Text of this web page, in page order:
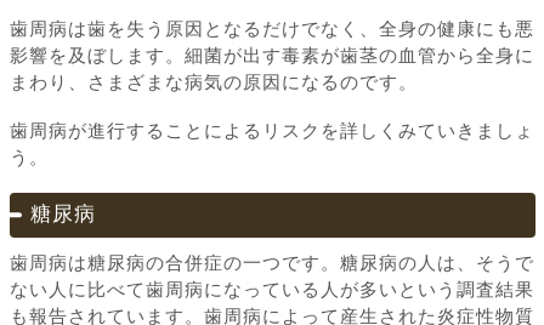
歯周病は歯を失う原因となるだけでなく、全身の健康にも悪
影響を及ぼします。細菌が出す毒素が歯茎の血管から全身に
まわり、さまざまな病気の原因になるのです。
歯周病が進行することによるリスクを詳しくみていきましょ
う。
糖尿病
歯周病は糖尿病の合併症の一つです。糖尿病の人は、そうで
ない人に比べて歯周病になっている人が多いという調査結果
も報告されています。歯周病によって産生された炎症性物質